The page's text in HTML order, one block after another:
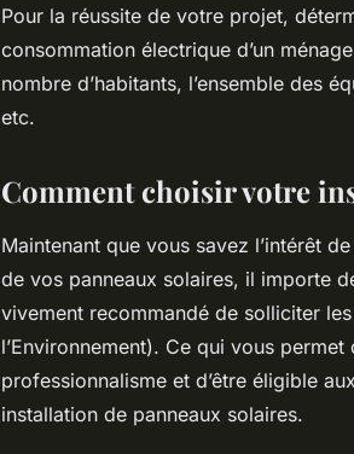
Pour la réussite de votre projet,
consommation électrique d’un
nombre d’habitants, l’ensemble des
etc.
Comment choisir votre
Maintenant que vous savez l’intérêt
de vos panneaux solaires, il importe
vivement recommandé de solliciter
l’Environnement). Ce qui vous
professionnalisme et d’être éligible
installation de panneaux solaires.